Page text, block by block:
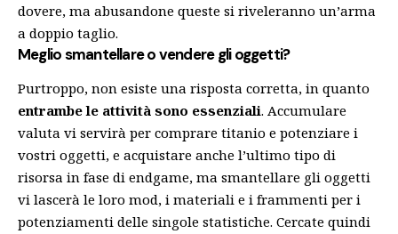
dovere, ma abusandone queste si riveleranno un’arma
a doppio taglio.
Meglio smantellare o vendere gli oggetti?
Purtroppo, non esiste una risposta corretta, in quanto
entrambe le attività sono essenziali. Accumulare
valuta vi servirà per comprare titanio e potenziare i
vostri oggetti, e acquistare anche l’ultimo tipo di
risorsa in fase di endgame, ma smantellare gli oggetti
vi lascerà le loro mod, i materiali e i frammenti per i
potenziamenti delle singole statistiche. Cercate quindi